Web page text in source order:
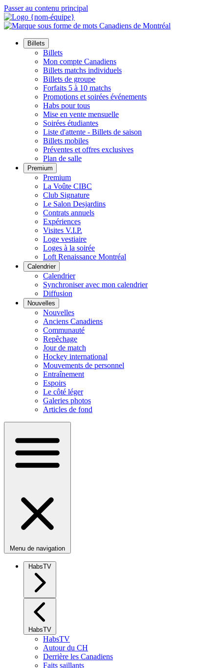
Passer au contenu principal
Billets
Billets
Mon compte Canadiens
Billets matchs individuels
Billets de groupe
Forfaits 5 à 10 matchs
Promotions et soirées événements
Habs pour tous
Mise en vente mensuelle
Soirées étudiantes
Liste d'attente - Billets de saison
Billets mobiles
Préventes et offres exclusives
Plan de salle
Premium
Premium
La Voûte CIBC
Club Signature
Le Salon Desjardins
Contrats annuels
Expériences
Visites V.I.P.
Loge vestiaire
Loges à la soirée
Loft Renaissance Montréal
Calendrier
Calendrier
Synchroniser avec mon calendrier
Diffusion
Nouvelles
Nouvelles
Anciens Canadiens
Communauté
Repêchage
Jour de match
Hockey international
Mouvements de personnel
Entraînement
Espoirs
Le côté léger
Galeries photos
Articles de fond
Menu de navigation
HabsTV
HabsTV
HabsTV
Autour du CH
Derrière les Canadiens
Faits saillants